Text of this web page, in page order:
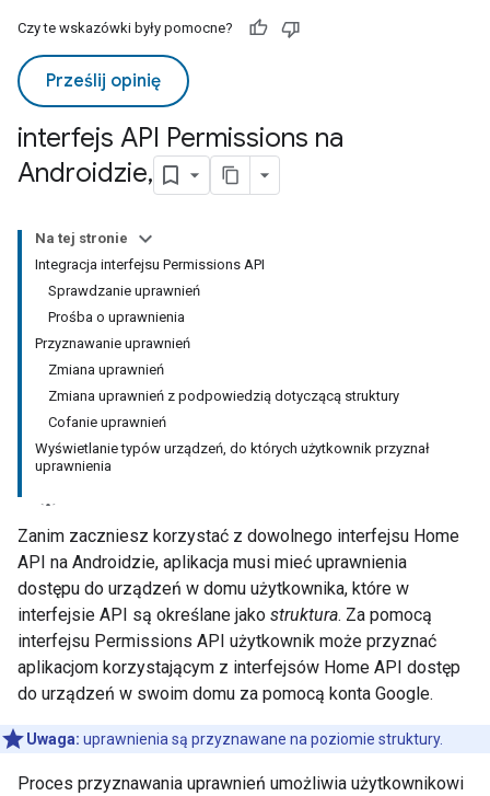
Czy te wskazówki były pomocne?
Prześlij opinię
interfejs API Permissions na
Androidzie,
Na tej stronie
Integracja interfejsu Permissions API
Sprawdzanie uprawnień
Prośba o uprawnienia
Przyznawanie uprawnień
Zmiana uprawnień
Zmiana uprawnień z podpowiedzią dotyczącą struktury
Cofanie uprawnień
Wyświetlanie typów urządzeń, do których użytkownik przyznał
uprawnienia
Zanim zaczniesz korzystać z dowolnego interfejsu Home
API na Androidzie, aplikacja musi mieć uprawnienia
dostępu do urządzeń w domu użytkownika, które w
interfejsie API są określane jako struktura. Za pomocą
interfejsu Permissions API użytkownik może przyznać
aplikacjom korzystającym z interfejsów Home API dostęp
do urządzeń w swoim domu za pomocą konta Google.
Uwaga: uprawnienia są przyznawane na poziomie struktury.
Proces przyznawania uprawnień umożliwia użytkownikowi